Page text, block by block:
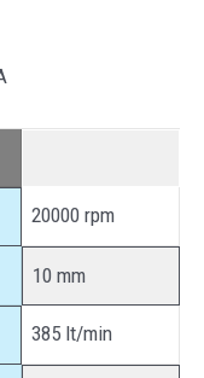
20000 rpm
10 mm
385 lt/min